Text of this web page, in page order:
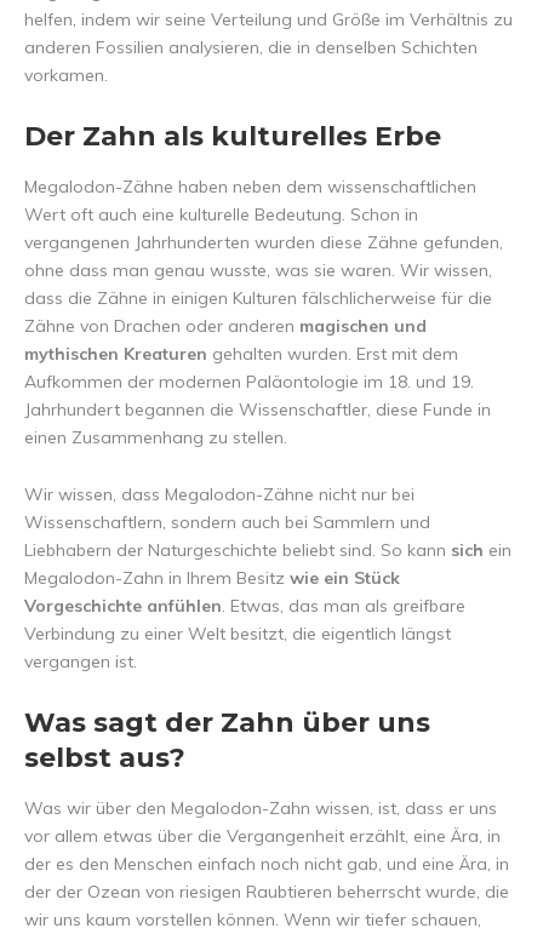
helfen, indem wir seine Verteilung und Größe im Verhältnis zu
anderen Fossilien analysieren, die in denselben Schichten
vorkamen.
Der Zahn als kulturelles Erbe
Megalodon-Zähne haben neben dem wissenschaftlichen
Wert oft auch eine kulturelle Bedeutung. Schon in
vergangenen Jahrhunderten wurden diese Zähne gefunden,
ohne dass man genau wusste, was sie waren. Wir wissen,
dass die Zähne in einigen Kulturen fälschlicherweise für die
Zähne von Drachen oder anderen magischen und
mythischen Kreaturen gehalten wurden. Erst mit dem
Aufkommen der modernen Paläontologie im 18. und 19.
Jahrhundert begannen die Wissenschaftler, diese Funde in
einen Zusammenhang zu stellen.
Wir wissen, dass Megalodon-Zähne nicht nur bei
Wissenschaftlern, sondern auch bei Sammlern und
Liebhabern der Naturgeschichte beliebt sind. So kann sich ein
Megalodon-Zahn in Ihrem Besitz wie ein Stück
Vorgeschichte anfühlen. Etwas, das man als greifbare
Verbindung zu einer Welt besitzt, die eigentlich längst
vergangen ist.
Was sagt der Zahn über uns
selbst aus?
Was wir über den Megalodon-Zahn wissen, ist, dass er uns
vor allem etwas über die Vergangenheit erzählt, eine Ära, in
der es den Menschen einfach noch nicht gab, und eine Ära, in
der der Ozean von riesigen Raubtieren beherrscht wurde, die
wir uns kaum vorstellen können. Wenn wir tiefer schauen,